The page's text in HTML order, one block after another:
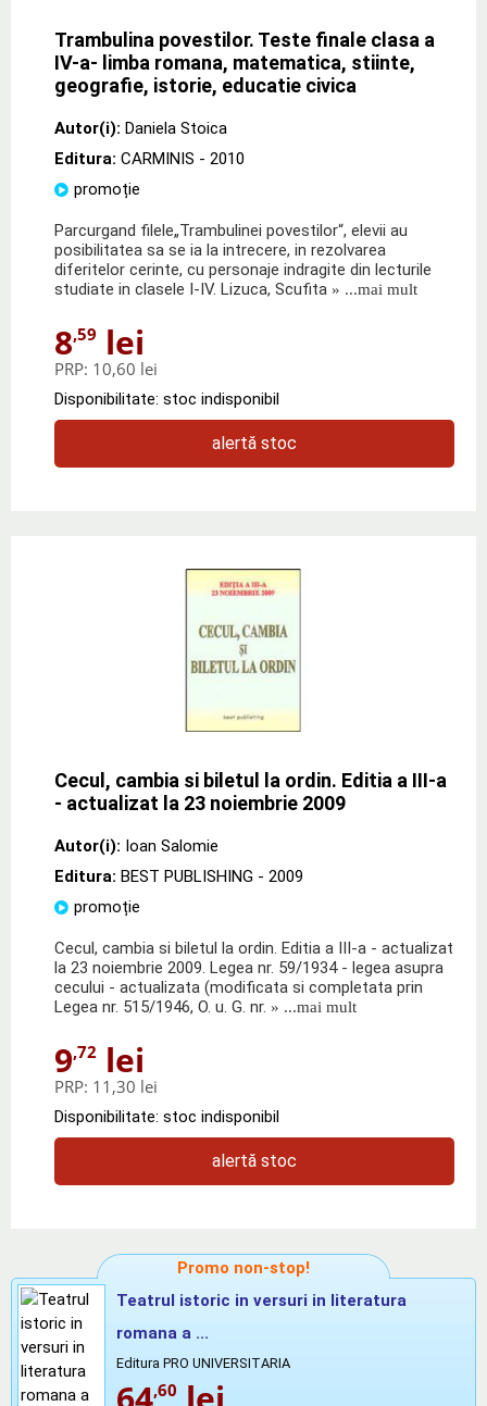
Trambulina povestilor. Teste finale clasa a
IV-a- limba romana, matematica, stiinte,
geografie, istorie, educatie civica
Autor(i): Daniela Stoica
Editura: CARMINIS - 2010
promoție
Parcurgand filele„Trambulinei povestilor“, elevii au
posibilitatea sa se ia la intrecere, in rezolvarea
diferitelor cerinte, cu personaje indragite din lecturile
studiate in clasele I-IV. Lizuca, Scufita » ...mai mult
8,59 lei
PRP: 10,60 lei
Disponibilitate: stoc indisponibil
alertă stoc
Cecul, cambia si biletul la ordin. Editia a III-a
- actualizat la 23 noiembrie 2009
Autor(i): Ioan Salomie
Editura: BEST PUBLISHING - 2009
promoție
Cecul, cambia si biletul la ordin. Editia a III-a - actualizat
la 23 noiembrie 2009. Legea nr. 59/1934 - legea asupra
cecului - actualizata (modificata si completata prin
Legea nr. 515/1946, O. u. G. nr. » ...mai mult
9,72 lei
PRP: 11,30 lei
Disponibilitate: stoc indisponibil
alertă stoc
Promo non-stop!
Teatrul istoric in versuri in literatura
romana a ...
Editura PRO UNIVERSITARIA
,60